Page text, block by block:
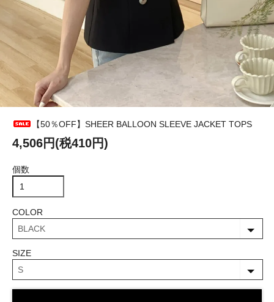
【50％OFF】SHEER BALLOON SLEEVE JACKET TOPS
4,506円(税410円)
個数
COLOR
SIZE